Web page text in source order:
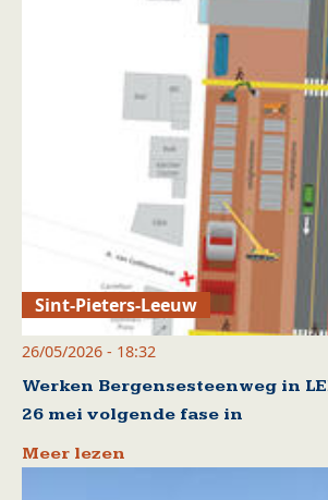
Sint-Pieters-Leeuw
26/05/2026 - 18:32
Werken Bergensesteenweg in
26 mei volgende fase in
Meer lezen